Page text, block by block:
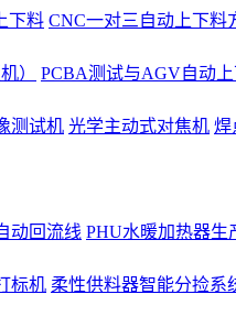
下料 CNC一对三自动上下料
）
PCBA测试与AGV自动
测试机 光学主动式对焦机 焊
动回流线 PHU水暖加热器生
标机 柔性供料器智能分捡系